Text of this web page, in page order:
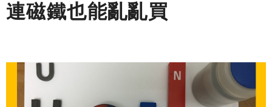
連磁鐵也能亂亂買